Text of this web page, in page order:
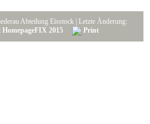
Abteilung Eisstock | Letzte Änderung:
HomepageFIX 2015 Print